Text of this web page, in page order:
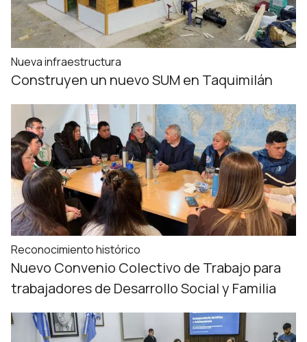
Nueva infraestructura
Construyen un nuevo SUM en Taquimilán
Reconocimiento histórico
Nuevo Convenio Colectivo de Trabajo para
trabajadores de Desarrollo Social y Familia